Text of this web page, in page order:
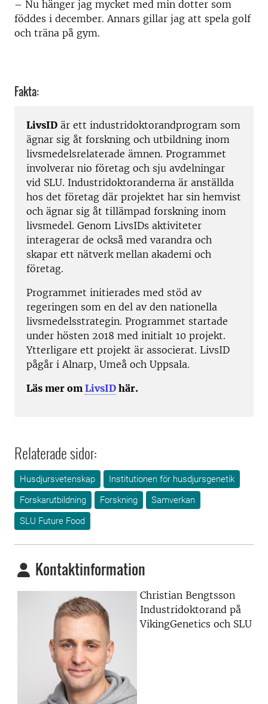
– Nu hänger jag mycket med min dotter som
föddes i december. Annars gillar jag att spela golf
och träna på gym.
Fakta:
LivsID är ett industridoktorandprogram som
ägnar sig åt forskning och utbildning inom
livsmedelsrelaterade ämnen. Programmet
involverar nio företag och sju avdelningar
vid SLU. Industridoktoranderna är anställda
hos det företag där projektet har sin hemvist
och ägnar sig åt tillämpad forskning inom
livsmedel. Genom LivsIDs aktiviteter
interagerar de också med varandra och
skapar ett nätverk mellan akademi och
företag.
Programmet initierades med stöd av
regeringen som en del av den nationella
livsmedelsstrategin. Programmet startade
under hösten 2018 med initialt 10 projekt.
Ytterligare ett projekt är associerat. LivsID
pågår i Alnarp, Umeå och Uppsala.
Läs mer om LivsID här.
Relaterade sidor:
Husdjursvetenskap
Institutionen för husdjursgenetik
Forskarutbildning
Forskning
Samverkan
SLU Future Food
Kontaktinformation
Christian Bengtsson
Industridoktorand på
VikingGenetics och SLU